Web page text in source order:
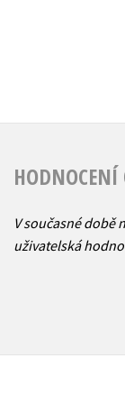
HODNOCENÍ
V současné době
uživatelská